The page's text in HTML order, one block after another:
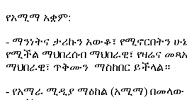
የአሚማ አቋም:
- ማንነትና ታሪኩን አውቆ፣ የሚኖርበትን
የሚችል ማህበረሰብ ማህበራዊ፣ የዛሬና
ማህበራዊ፣ ጥቅሙን ማስከበር ይችላል።
- የአማራ ሚዲያ ማዕከል (አሚማ)